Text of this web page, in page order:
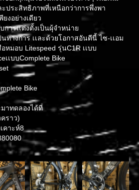
ประสิทธิภาพที่เหนือกว่าการพึ่งพา
งอย่างเดียว
ารเเต่งตั้งเป็นผุ้จำหน่าย
ทางการ เเละด้วยโอกาสอันดีนี้ ไซ-เเอม
หมอบ Litespeed รุ่นC1R เเบบ
เเบบComplete Bike
Bike
าทดลองได้ที่
ราว)
คาะห์8